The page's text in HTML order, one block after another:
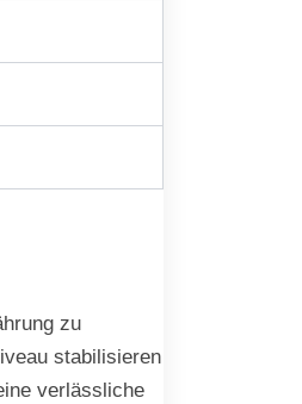
zu
stabilisieren
verlässliche